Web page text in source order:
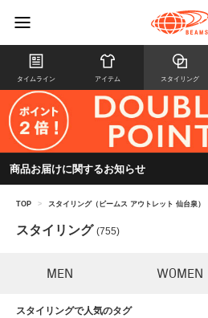
タイムライン アイテム スタイリング
商品お届けに関するお知らせ
TOP > スタイリング（ビームス アウトレット 仙台泉）
スタイリング (755)
MEN WOMEN
スタイリングで人気のタグ